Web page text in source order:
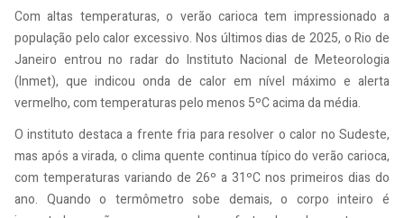
Com altas temperaturas, o verão carioca tem impressionado a
população pelo calor excessivo. Nos últimos dias de 2025, o Rio de
Janeiro entrou no radar do Instituto Nacional de Meteorologia
(Inmet), que indicou onda de calor em nível máximo e alerta
vermelho, com temperaturas pelo menos 5ºC acima da média.
O instituto destaca a frente fria para resolver o calor no Sudeste,
mas após a virada, o clima quente continua típico do verão carioca,
com temperaturas variando de 26º a 31ºC nos primeiros dias do
ano. Quando o termômetro sobe demais, o corpo inteiro é